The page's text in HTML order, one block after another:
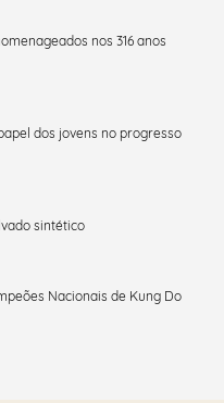
nos 316 anos
dos jovens no progresso
sintético
Nacionais de Kung Do